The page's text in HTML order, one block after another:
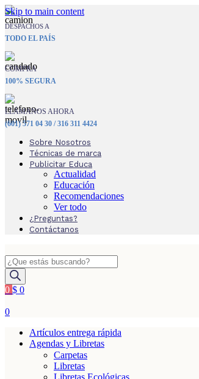
Skip to main content
DESPACHOS A
TODO EL PAÍS
COMPRA
100% SEGURA
LLÁMANOS AHORA
(601) 571 04 30 / 316 311 4424
Sobre Nosotros
Técnicas de marca
Publicitar Educa
Actualidad
Educación
Recomendaciones
Ver todo
¿Preguntas?
Contáctanos
Búsqueda
de
productos
0 $ 0
0
Artículos entrega rápida
Agendas y Libretas
Carpetas
Libretas